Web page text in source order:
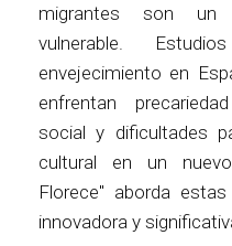
migrantes son un
vulnerable.
envejecimiento en
enfrentan
social y dificultades
cultural en un
Florece" aborda
innovadora y